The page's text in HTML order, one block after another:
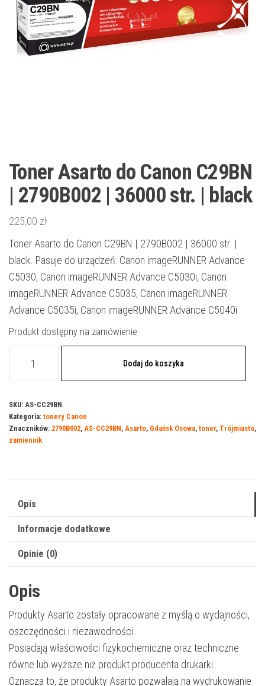
Toner Asarto do Canon C29BN
| 2790B002 | 36000 str. | black
225,00 zł
Toner Asarto do Canon C29BN | 2790B002 | 36000 str. |
black. Pasuje do urządzeń: Canon imageRUNNER Advance
C5030, Canon imageRUNNER Advance C5030i, Canon
imageRUNNER Advance C5035, Canon imageRUNNER
Advance C5035i, Canon imageRUNNER Advance C5040i
Produkt dostępny na zamówienie
do
Canon
C29BN
36000
black
Dodaj do koszyka
SKU: AS-CC29BN
Kategoria: tonery Canon
Znaczników: 2790B002, AS-CC29BN, Asarto, Gdańsk Osowa, toner, Trójmiasto,
zamiennik
Opis
Informacje dodatkowe
Opinie (0)
Opis
Produkty Asarto zostały opracowane z myślą o wydajności,
oszczędności i niezawodności.
Posiadają właściwości fizykochemiczne oraz techniczne
równe lub wyższe niż produkt producenta drukarki.
Oznacza to, że produkty Asarto pozwalają na wydrukowanie